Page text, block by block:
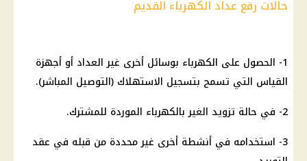
حالات رفع عداد الكهرباء القديم
1- الحصول على الكهرباء بوسائل أخرى غير العداد أو أجهزة
القياس التي تسمح بتسجيل الاستهلاك (التوصيل المباشر).
2- في حالة تزويد الغير بالكهرباء الموردة للمشترك.
3- استخدامه في أنشطة أخرى غير محددة من قبله في عقد